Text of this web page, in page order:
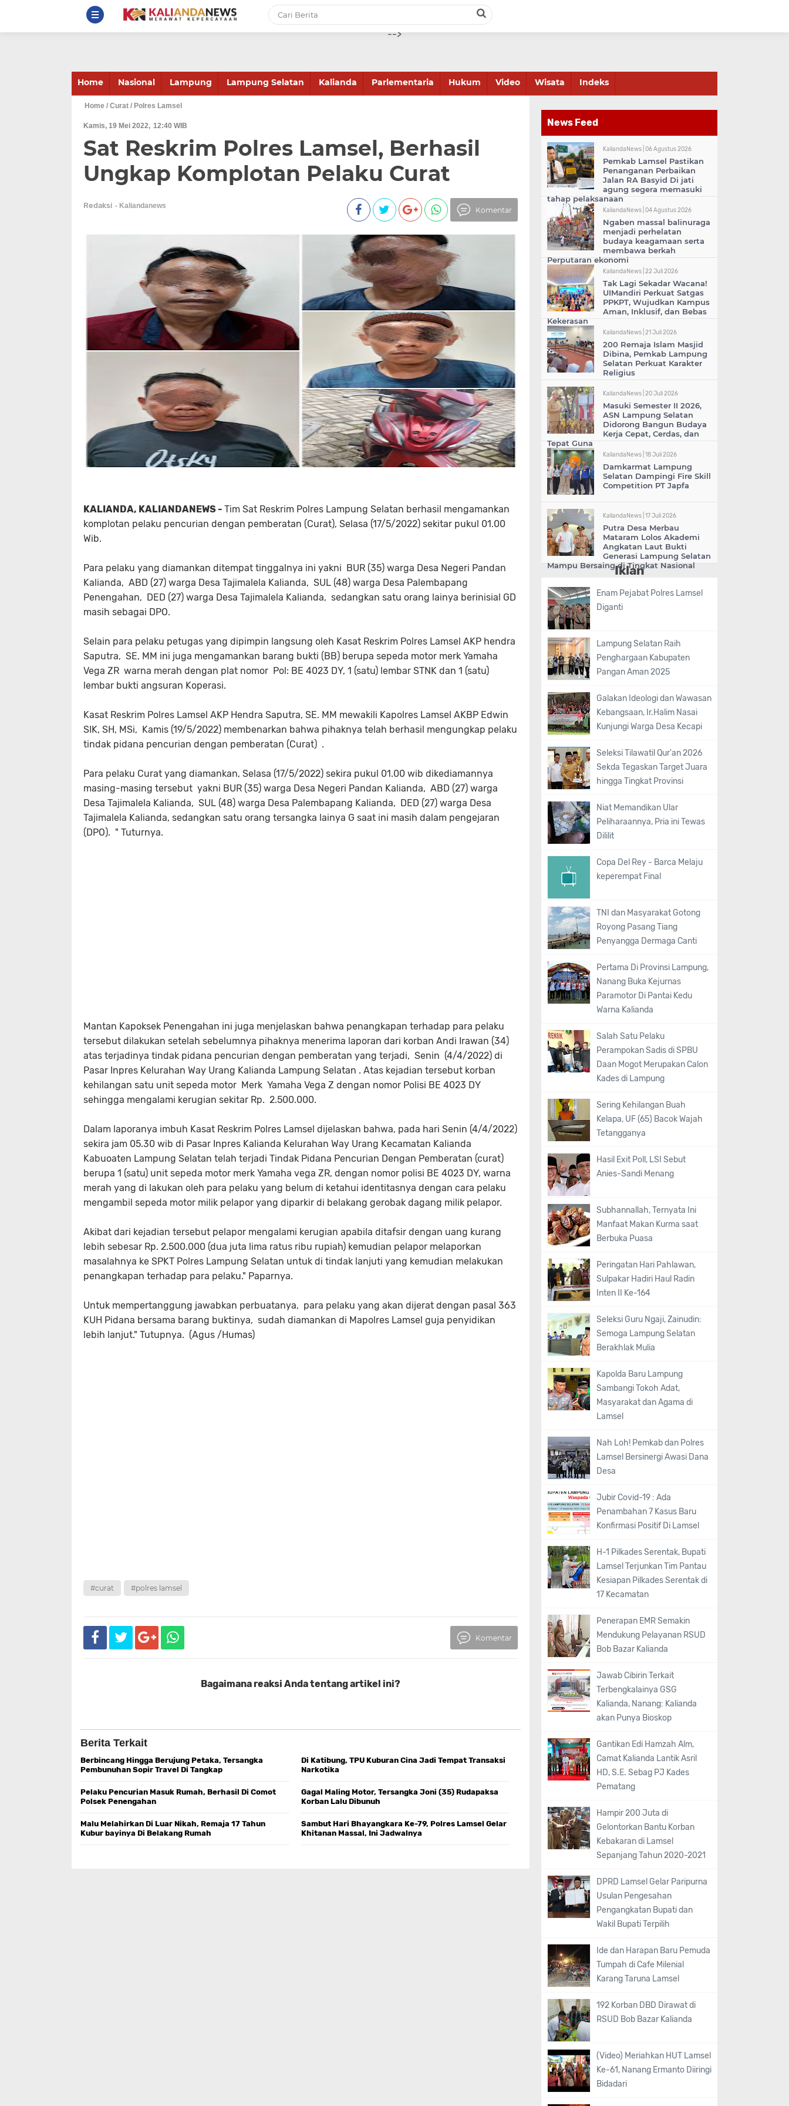
-->
Home Nasional Lampung Lampung Selatan Kalianda Parlementaria Hukum Video Wisata Indeks
Home / Curat / Polres Lamsel
Kamis, 19 Mei 2022 12:40 WIB
Sat Reskrim Polres Lamsel, Berhasil
Ungkap Komplotan Pelaku Curat
Redaksi
Komentar
KALIANDA, KALIANDANEWS - Tim Sat Reskrim Polres Lampung Selatan berhasil mengamankan
komplotan pelaku pencurian dengan pemberatan (Curat), Selasa (17/5/2022) sekitar pukul 01.00
Wib.
Para pelaku yang diamankan ditempat tinggalnya ini yakni BUR (35) warga Desa Negeri Pandan
Kalianda, ABD (27) warga Desa Tajimalela Kalianda, SUL (48) warga Desa Palembapang
Penengahan, DED (27) warga Desa Tajimalela Kalianda, sedangkan satu orang lainya berinisial GD
masih sebagai DPO.
Selain para pelaku petugas yang dipimpin langsung oleh Kasat Reskrim Polres Lamsel AKP hendra
Saputra, SE, MM ini juga mengamankan barang bukti (BB) berupa sepeda motor merk Yamaha
Vega ZR warna merah dengan plat nomor Pol: BE 4023 DY, 1 (satu) lembar STNK dan 1 (satu)
lembar bukti angsuran Koperasi.
Kasat Reskrim Polres Lamsel AKP Hendra Saputra, SE. MM mewakili Kapolres Lamsel AKBP Edwin
SIK, SH, MSi, Kamis (19/5/2022) membenarkan bahwa pihaknya telah berhasil mengungkap pelaku
tindak pidana pencurian dengan pemberatan (Curat) .
Para pelaku Curat yang diamankan, Selasa (17/5/2022) sekira pukul 01.00 wib dikediamannya
masing-masing tersebut yakni BUR (35) warga Desa Negeri Pandan Kalianda, ABD (27) warga
Desa Tajimalela Kalianda, SUL (48) warga Desa Palembapang Kalianda, DED (27) warga Desa
Tajimalela Kalianda, sedangkan satu orang tersangka lainya G saat ini masih dalam pengejaran
(DPO). " Tuturnya.
Mantan Kapoksek Penengahan ini juga menjelaskan bahwa penangkapan terhadap para pelaku
tersebut dilakukan setelah sebelumnya pihaknya menerima laporan dari korban Andi Irawan (34)
atas terjadinya tindak pidana pencurian dengan pemberatan yang terjadi, Senin (4/4/2022) di
Pasar Inpres Kelurahan Way Urang Kalianda Lampung Selatan . Atas kejadian tersebut korban
kehilangan satu unit sepeda motor Merk Yamaha Vega Z dengan nomor Polisi BE 4023 DY
sehingga mengalami kerugian sekitar Rp. 2.500.000.
Dalam laporanya imbuh Kasat Reskrim Polres Lamsel dijelaskan bahwa, pada hari Senin (4/4/2022)
sekira jam 05.30 wib di Pasar Inpres Kalianda Kelurahan Way Urang Kecamatan Kalianda
Kabuoaten Lampung Selatan telah terjadi Tindak Pidana Pencurian Dengan Pemberatan (curat)
berupa 1 (satu) unit sepeda motor merk Yamaha vega ZR, dengan nomor polisi BE 4023 DY, warna
merah yang di lakukan oleh para pelaku yang belum di ketahui identitasnya dengan cara pelaku
mengambil sepeda motor milik pelapor yang diparkir di belakang gerobak dagang milik pelapor.
Akibat dari kejadian tersebut pelapor mengalami kerugian apabila ditafsir dengan uang kurang
lebih sebesar Rp. 2.500.000 (dua juta lima ratus ribu rupiah) kemudian pelapor melaporkan
masalahnya ke SPKT Polres Lampung Selatan untuk di tindak lanjuti yang kemudian melakukan
penangkapan terhadap para pelaku." Paparnya.
Untuk mempertanggung jawabkan perbuatanya, para pelaku yang akan dijerat dengan pasal 363
KUH Pidana bersama barang buktinya, sudah diamankan di Mapolres Lamsel guja penyidikan
lebih lanjut." Tutupnya. (Agus /Humas)
#curat #polres lamsel
Komentar
Bagaimana reaksi Anda tentang artikel ini?
Berita Terkait
Berbincang Hingga Berujung Petaka, Tersangka
Pembunuhan Sopir Travel Di Tangkap
Di Katibung, TPU Kuburan Cina Jadi Tempat Transaksi
Narkotika
Pelaku Pencurian Masuk Rumah, Berhasil Di Comot
Polsek Penengahan
Gagal Maling Motor, Tersangka Joni (35) Rudapaksa
Korban Lalu Dibunuh
Malu Melahirkan Di Luar Nikah, Remaja 17 Tahun
Kubur bayinya Di Belakang Rumah
Sambut Hari Bhayangkara Ke-79, Polres Lamsel Gelar
Khitanan Massal, Ini Jadwalnya
News Feed
KaliandaNews | 06 Agustus 2026
Pemkab Lamsel Pastikan
Penanganan Perbaikan
Jalan RA Basyid Di jati
agung segera memasuki
tahap pelaksanaan
KaliandaNews | 04 Agustus 2026
Ngaben massal balinuraga
menjadi perhelatan
budaya keagamaan serta
membawa berkah
Perputaran ekonomi
KaliandaNews | 22 Juli 2026
Tak Lagi Sekadar Wacana!
UIMandiri Perkuat Satgas
PPKPT, Wujudkan Kampus
Aman, Inklusif, dan Bebas
Kekerasan
KaliandaNews | 21 Juli 2026
200 Remaja Islam Masjid
Dibina, Pemkab Lampung
Selatan Perkuat Karakter
Religius
KaliandaNews | 20 Juli 2026
Masuki Semester II 2026,
ASN Lampung Selatan
Didorong Bangun Budaya
Kerja Cepat, Cerdas, dan
Tepat Guna
KaliandaNews | 18 Juli 2026
Damkarmat Lampung
Selatan Dampingi Fire Skill
Competition PT Japfa
KaliandaNews | 17 Juli 2026
Putra Desa Merbau
Mataram Lolos Akademi
Angkatan Laut Bukti
Generasi Lampung Selatan
Mampu Bersaing di Tingkat Nasional
Iklan
Enam Pejabat Polres Lamsel
Diganti
Lampung Selatan Raih
Penghargaan Kabupaten
Pangan Aman 2025
Galakan Ideologi dan Wawasan
Kebangsaan, Ir.Halim Nasai
Kunjungi Warga Desa Kecapi
Seleksi Tilawatil Qur'an 2026
Sekda Tegaskan Target Juara
hingga Tingkat Provinsi
Niat Memandikan Ular
Peliharaannya, Pria ini Tewas
Dililit
Copa Del Rey - Barca Melaju
keperempat Final
TNI dan Masyarakat Gotong
Royong Pasang Tiang
Penyangga Dermaga Canti
Pertama Di Provinsi Lampung,
Nanang Buka Kejurnas
Paramotor Di Pantai Kedu
Warna Kalianda
Salah Satu Pelaku
Perampokan Sadis di SPBU
Daan Mogot Merupakan Calon
Kades di Lampung
Sering Kehilangan Buah
Kelapa, UF (65) Bacok Wajah
Tetangganya
Hasil Exit Poll, LSI Sebut
Anies-Sandi Menang
Subhannallah, Ternyata Ini
Manfaat Makan Kurma saat
Berbuka Puasa
Peringatan Hari Pahlawan,
Sulpakar Hadiri Haul Radin
Inten II Ke-164
Seleksi Guru Ngaji, Zainudin:
Semoga Lampung Selatan
Berakhlak Mulia
Kapolda Baru Lampung
Sambangi Tokoh Adat,
Masyarakat dan Agama di
Lamsel
Nah Loh! Pemkab dan Polres
Lamsel Bersinergi Awasi Dana
Desa
Jubir Covid-19 : Ada
Penambahan 7 Kasus Baru
Konfirmasi Positif Di Lamsel
H-1 Pilkades Serentak, Bupati
Lamsel Terjunkan Tim Pantau
Kesiapan Pilkades Serentak di
17 Kecamatan
Penerapan EMR Semakin
Mendukung Pelayanan RSUD
Bob Bazar Kalianda
Jawab Cibirin Terkait
Terbengkalainya GSG
Kalianda, Nanang: Kalianda
akan Punya Bioskop
Gantikan Edi Hamzah Alm,
Camat Kalianda Lantik Asril
HD, S.E. Sebag PJ Kades
Pematang
Hampir 200 Juta di
Gelontorkan Bantu Korban
Kebakaran di Lamsel
Sepanjang Tahun 2020-2021
DPRD Lamsel Gelar Paripurna
Usulan Pengesahan
Pengangkatan Bupati dan
Wakil Bupati Terpilih
Ide dan Harapan Baru Pemuda
Tumpah di Cafe Milenial
Karang Taruna Lamsel
192 Korban DBD Dirawat di
RSUD Bob Bazar Kalianda
(Video) Meriahkan HUT Lamsel
Ke-61, Nanang Ermanto Diiringi
Bidadari